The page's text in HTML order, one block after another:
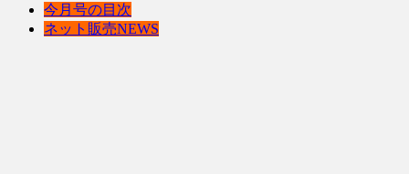
今月号の目次
ネット販売NEWS